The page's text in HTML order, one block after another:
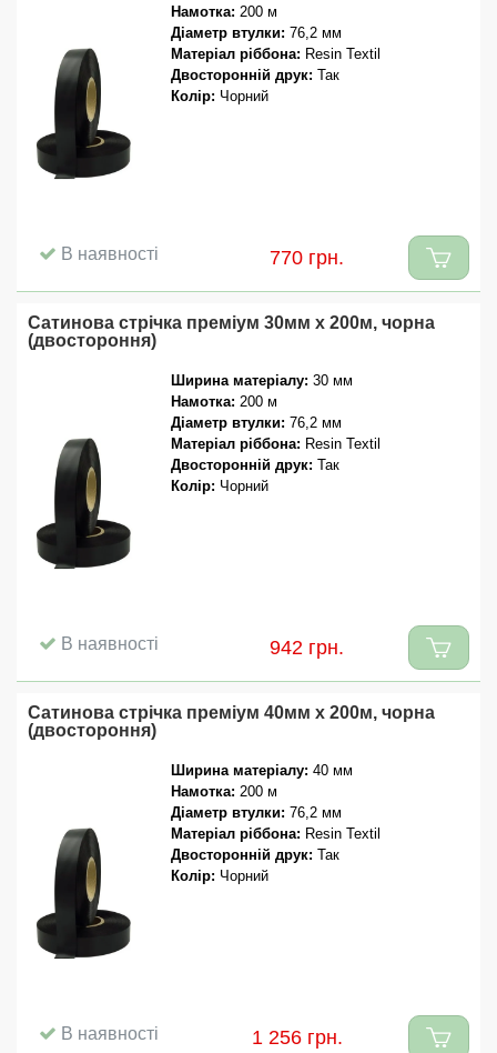
Намотка: 200 м
Діаметр втулки: 76,2 мм
Матеріал ріббона: Resin Textil
Двосторонній друк: Так
Колір: Чорний
В наявності 770 грн.
Сатинова стрічка преміум 30мм x 200м, чорна
(двостороння)
Ширина матеріалу: 30 мм
Намотка: 200 м
Діаметр втулки: 76,2 мм
Матеріал ріббона: Resin Textil
Двосторонній друк: Так
Колір: Чорний
В наявності 942 грн.
Сатинова стрічка преміум 40мм x 200м, чорна
(двостороння)
Ширина матеріалу: 40 мм
Намотка: 200 м
Діаметр втулки: 76,2 мм
Матеріал ріббона: Resin Textil
Двосторонній друк: Так
Колір: Чорний
В наявності 1 256 грн.